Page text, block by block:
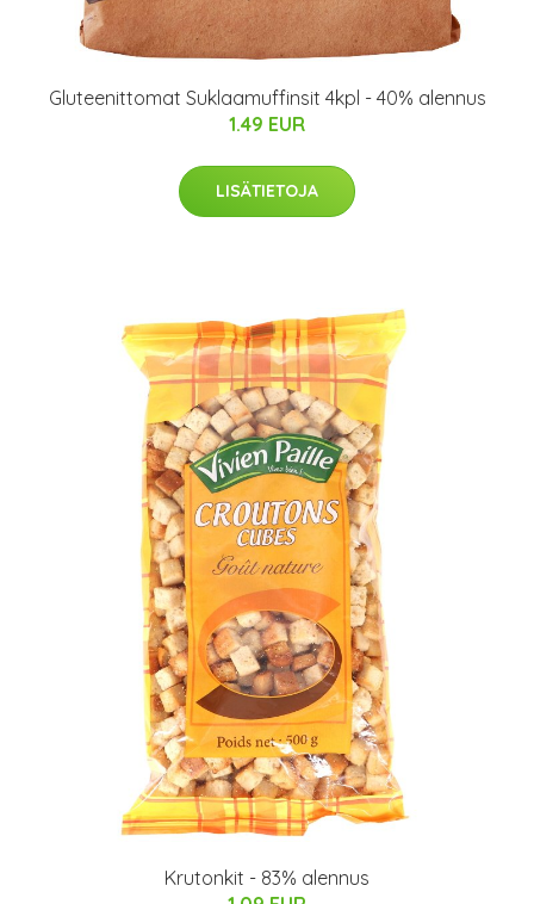
Gluteenittomat Suklaamuffinsit 4kpl - 40% alennus
1.49 EUR
LISÄTIETOJA
Krutonkit - 83% alennus